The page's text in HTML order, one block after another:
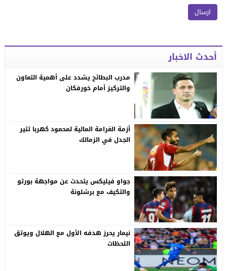
أحدث الاخبار
مدرب البطائح يشدد على أهمية التعاون
والتركيز أمام خورفكان
أزمة الغرامة المالية لمحمود كهربا تثير
الجدل في الزمالك
جواو فيليكس يتحدث عن مواجهة بورتو
والتكيف مع برشلونة
نيمار يحرز هدفه الأول مع الهلال ويوثق
اللحظات